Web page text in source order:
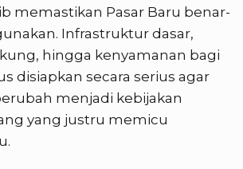
memastikan Pasar Baru benar-
Infrastruktur dasar,
hingga kenyamanan bagi
disiapkan secara serius agar
menjadi kebijakan
yang justru memicu